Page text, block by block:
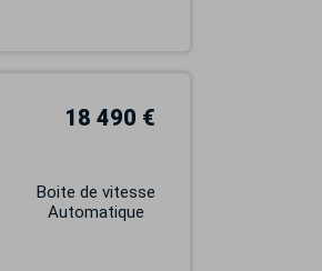
18 490 €
Boite de vitesse
Automatique